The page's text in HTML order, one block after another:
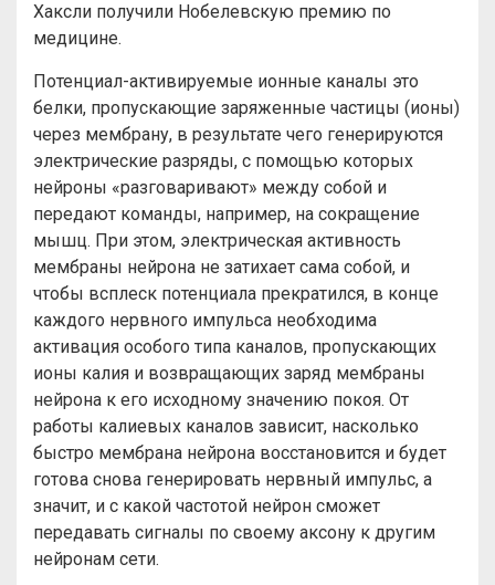
Хаксли получили Нобелевскую премию по
медицине.
Потенциал-активируемые ионные каналы это
белки, пропускающие заряженные частицы (ионы)
через мембрану, в результате чего генерируются
электрические разряды, с помощью которых
нейроны «разговаривают» между собой и
передают команды, например, на сокращение
мышц. При этом, электрическая активность
мембраны нейрона не затихает сама собой, и
чтобы всплеск потенциала прекратился, в конце
каждого нервного импульса необходима
активация особого типа каналов, пропускающих
ионы калия и возвращающих заряд мембраны
нейрона к его исходному значению покоя. От
работы калиевых каналов зависит, насколько
быстро мембрана нейрона восстановится и будет
готова снова генерировать нервный импульс, а
значит, и с какой частотой нейрон сможет
передавать сигналы по своему аксону к другим
нейронам сети.